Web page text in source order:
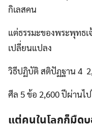
กิเลสคน
แต่ธรรมะของพระพุทธเ
เปลี่ยนแปลง
วิธีปฏิบัติ สติปัฏฐาน 4
ศีล 5 ข้อ 2,600 ปีผ่านไ
แต่คนในโลกก็มืด